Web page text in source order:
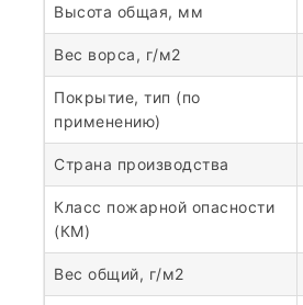
Высота общая, мм
Вес ворса, г/м2
Покрытие, тип (по
применению)
Страна производства
Класс пожарной опасности
(КМ)
Вес общий, г/м2